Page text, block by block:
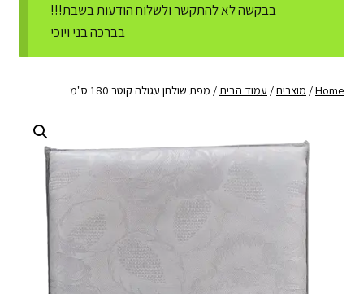
בבקשה לא להתקשר ולשלוח הודעות בשבת!!!
בברכה בני ויוכי
Home
/ מוצרים/ עמוד הבית / מפת שולחן עגולה קוטר 180 ס"מ